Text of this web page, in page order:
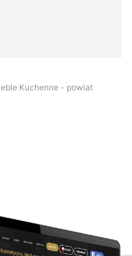
Kuchenne - powiat